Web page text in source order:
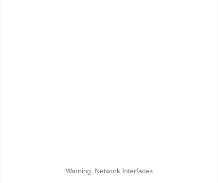
Warning: Network Interfaces